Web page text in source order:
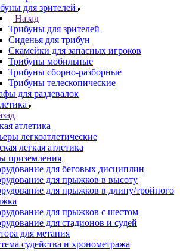
для зрителей
Назад
Трибуны для зрителей
Сиденья для трибун
Скамейки для запасных игроков
Трибуны мобильные
Трибуны сборно-разборные
Трибуны телескопические
для раздевалок
атлетика
легкоатлетические
легкая атлетика
приземления
для беговых дисциплин
для прыжков в высоту
для прыжков в длину/тройного
для прыжков с шестом
для стадионов и судей
для метания
судейства и хронометража